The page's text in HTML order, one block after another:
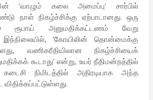
‘வாழும் கலை அமைப்பு’ சார்பில்
நாள் நிகழ்ச்சிக்கு ஏற்பாடானது. ஒரு
ரூபாய் அனுமதிக்கட்டணம் வேறு
இந்நிலையில், ‘கோயிலின் தொன்மைக்கு
வணிகரீதியிலான நிகழ்ச்சியைக்
கூடாது’ என்று, உயர் நீதிமன்றத்தில்
கடைசி நிமிடத்தில் அதிரடியாக அந்த